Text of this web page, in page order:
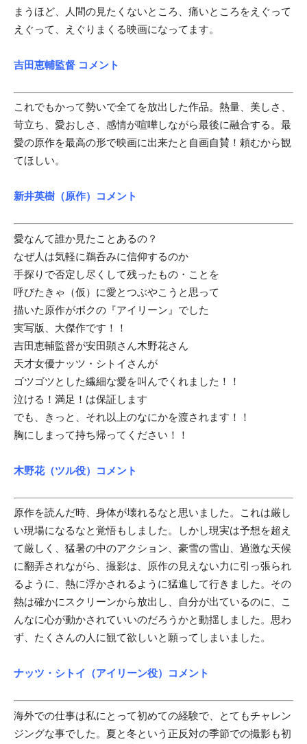
まうほど、人間の見たくないところ、痛いところをえぐって
えぐって、えぐりまくる映画になってます。
吉田恵輔監督 コメント
これでもかって勢いで全てを放出した作品。熱量、美しさ、
苛立ち、愛おしさ、感情が喧嘩しながら最後に融合する。最
愛の原作を最高の形で映画に出来たと自画自賛！頼むから観
てほしい。
新井英樹（原作）コメント
愛なんて誰か見たことあるの？
なぜ人は気軽に鵜呑みに信仰するのか
手探りで否定し尽くして残ったもの・ことを
呼びたきゃ（仮）に愛とつぶやこうと思って
描いた原作がボクの『アイリーン』でした
実写版、大傑作です！！
吉田恵輔監督が安田顕さん木野花さん
天才女優ナッツ・シトイさんが
ゴツゴツとした繊細な愛を叫んでくれました！！
泣ける！満足！は保証します
でも、きっと、それ以上のなにかを渡されます！！
胸にしまって持ち帰ってください！！
木野花（ツル役）コメント
原作を読んだ時、身体が壊れるなと思いました。これは厳し
い現場になるなと覚悟もしました。しかし現実は予想を超え
て厳しく、猛暑の中のアクション、豪雪の雪山、過激な天候
に翻弄されながら、撮影は、原作の見えない力に引っ張られ
るように、熱に浮かされるように猛進して行きました。その
熱は確かにスクリーンから放出し、自分が出ているのに、こ
んなに心が動かされていいのだろうかと動揺しました。思わ
ず、たくさんの人に観て欲しいと願ってしまいました。
ナッツ・シトイ（アイリーン役）コメント
海外での仕事は私にとって初めての経験で、とてもチャレン
ジングな事でした。夏と冬という正反対の季節での撮影も初